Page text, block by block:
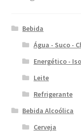
Bebida
Água - Suco -
Energético -
Leite
Refrigerante
Bebida Alcoólica
Cerveja